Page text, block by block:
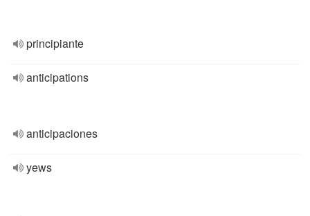
principiante
anticipations
anticipaciones
yews